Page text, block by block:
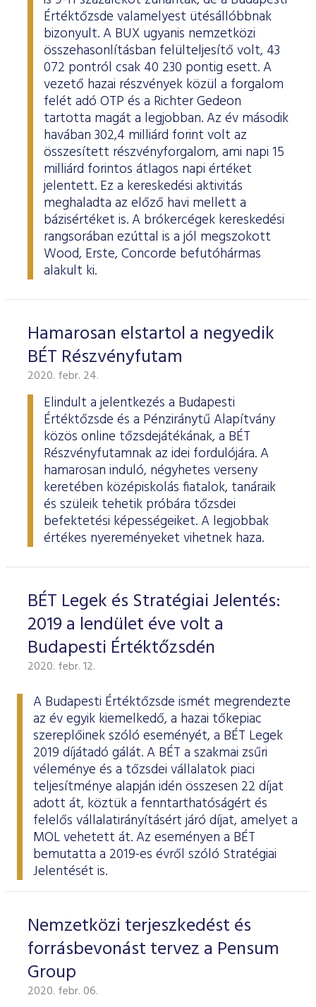
Értéktőzsde valamelyest ütésállóbbnak
bizonyult. A BUX ugyanis nemzetközi
összehasonlításban felülteljesítő volt, 43
072 pontról csak 40 230 pontig esett. A
vezető hazai részvények közül a forgalom
felét adó OTP és a Richter Gedeon
tartotta magát a legjobban. Az év második
havában 302,4 milliárd forint volt az
összesített részvényforgalom, ami napi 15
milliárd forintos átlagos napi értéket
jelentett. Ez a kereskedési aktivitás
meghaladta az előző havi mellett a
bázisértéket is. A brókercégek kereskedési
rangsorában ezúttal is a jól megszokott
Wood, Erste, Concorde befutóhármas
alakult ki.
Hamarosan elstartol a negyedik
BÉT Részvényfutam
2020. febr. 24.
Elindult a jelentkezés a Budapesti
Értéktőzsde és a Pénziránytű Alapítvány
közös online tőzsdejátékának, a BÉT
Részvényfutamnak az idei fordulójára. A
hamarosan induló, négyhetes verseny
keretében középiskolás fiatalok, tanáraik
és szüleik tehetik próbára tőzsdei
befektetési képességeiket. A legjobbak
értékes nyereményeket vihetnek haza.
BÉT Legek és Stratégiai Jelentés:
2019 a lendület éve volt a
Budapesti Értéktőzsdén
2020. febr. 12.
A Budapesti Értéktőzsde ismét megrendezte
az év egyik kiemelkedő, a hazai tőkepiac
szereplőinek szóló eseményét, a BÉT Legek
2019 díjátadó gálát. A BÉT a szakmai zsűri
véleménye és a tőzsdei vállalatok piaci
teljesítménye alapján idén összesen 22 díjat
adott át, köztük a fenntarthatóságért és
felelős vállalatirányításért járó díjat, amelyet a
MOL vehetett át. Az eseményen a BÉT
bemutatta a 2019-es évről szóló Stratégiai
Jelentését is.
Nemzetközi terjeszkedést és
forrásbevonást tervez a Pensum
Group
2020. febr. 06.